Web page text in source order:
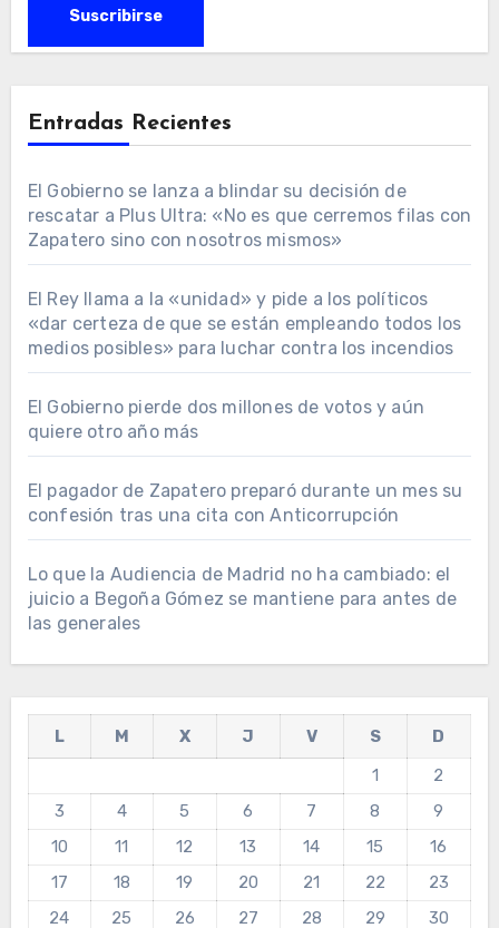
Entradas Recientes
El Gobierno se lanza a blindar su decisión de
rescatar a Plus Ultra: «No es que cerremos filas con
Zapatero sino con nosotros mismos»
El Rey llama a la «unidad» y pide a los políticos
«dar certeza de que se están empleando todos los
medios posibles» para luchar contra los incendios
El Gobierno pierde dos millones de votos y aún
quiere otro año más
El pagador de Zapatero preparó durante un mes su
confesión tras una cita con Anticorrupción
Lo que la Audiencia de Madrid no ha cambiado: el
juicio a Begoña Gómez se mantiene para antes de
las generales
L M X J V S
D
1
2
3
4 5 6 7 8
9
10
11 12 13 14 15
16
17
18 19 20 21 22
23
24
25 26 27 28 29
30